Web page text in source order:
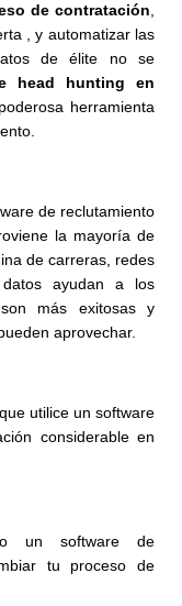
de contratación,
, y automatizar las
de élite no se
head hunting en
herramienta
de reclutamiento
la mayoría de
de carreras, redes
ayudan a los
más exitosas y
aprovechar.
que utilice un software
considerable en
un software de
tu proceso de